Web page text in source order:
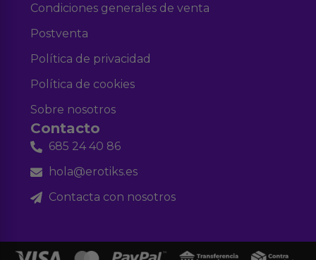
Condiciones generales de venta
Postventa
Política de privacidad
Política de cookies
Sobre nosotros
Contacto
685 24 40 86
hola@erotiks.es
Contacta con nosotros